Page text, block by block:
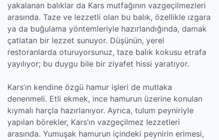
yakalanan balıklar da Kars mutfağının vazgeçilmezleri
arasında. Taze ve lezzetli olan bu balık, özellikle ızgara
ya da buğulama yöntemleriyle hazırlandığında, damak
çatlatan bir lezzet sunuyor. Düşünün, yerel
restoranlarda oturuyorsunuz, taze balık kokusu etrafa
yayılıyor; bu duygu bile bir ziyafet hissi yaratıyor.
Kars’ın kendine özgü hamur işleri de mutlaka
denenmeli. Etli ekmek, ince hamurun üzerine konulan
kıymalı harçla hazırlanıyor. Ayrıca, tulum peyniriyle
yapılan börekler, Kars’ın vazgeçilmez lezzetleri
arasında. Yumuşak hamurun içindeki peynirin erimesi,